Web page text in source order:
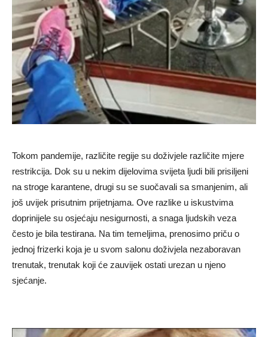
Tokom pandemije, različite regije su doživjele različite mjere
restrikcija. Dok su u nekim dijelovima svijeta ljudi bili prisiljeni
na stroge karantene, drugi su se suočavali sa smanjenim, ali
još uvijek prisutnim prijetnjama. Ove razlike u iskustvima
doprinijele su osjećaju nesigurnosti, a snaga ljudskih veza
često je bila testirana. Na tim temeljima, prenosimo priču o
jednoj frizerki koja je u svom salonu doživjela nezaboravan
trenutak, trenutak koji će zauvijek ostati urezan u njeno
sjećanje.